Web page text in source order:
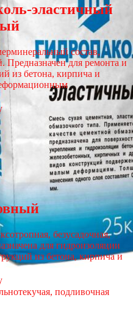
эластичный
состав,
Предназначен для ремонта и
из бетона, кирпича и
безусадочная,
для гидроизоляции
из бетона, кирпича и